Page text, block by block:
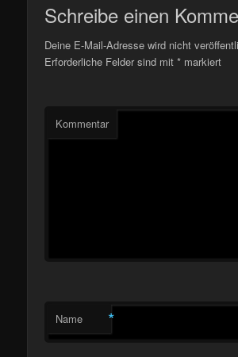
Schreibe einen
Deine E-Mail-Adresse wird nicht
Erforderliche Felder sind mit* markiert
Kommentar
Name *